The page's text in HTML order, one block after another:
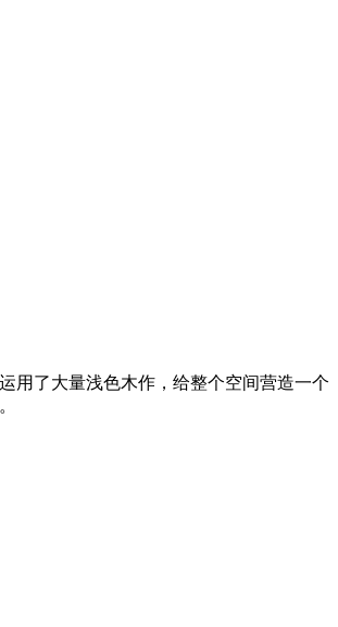
用了大量浅色木作，给整个空间营造一个